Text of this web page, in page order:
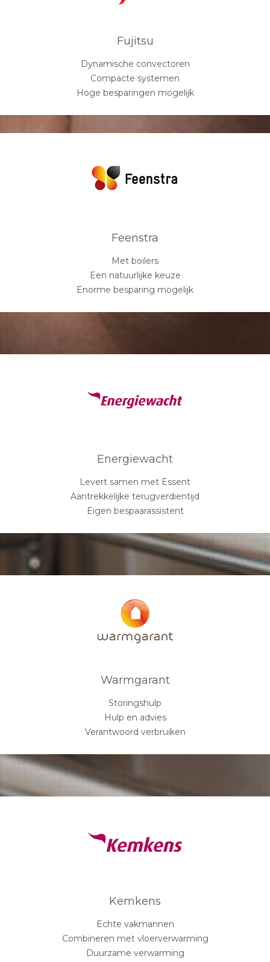
Fujitsu
Dynamische convectoren
Compacte systemen
Hoge besparingen mogelijk
Feenstra
Met boilers
Een natuurlijke keuze
Enorme besparing mogelijk
Energiewacht
Levert samen met Essent
Aantrekkelijke terugverdientijd
Eigen bespaarassistent
Warmgarant
Storingshulp
Hulp en advies
Verantwoord verbruiken
Kemkens
Echte vakmannen
Combineren met vloerverwarming
Duurzame verwarming